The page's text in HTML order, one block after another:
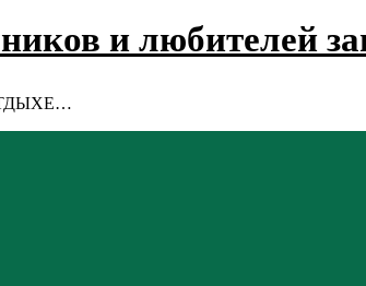
и любителей